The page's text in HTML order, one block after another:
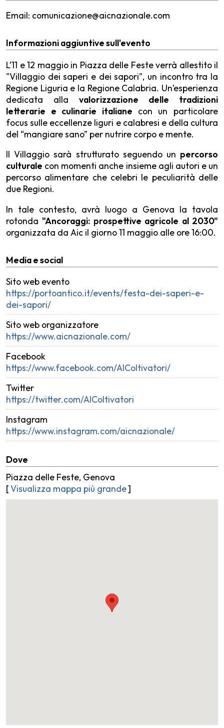
Email: comunicazione@aicnazionale.com
Informazioni aggiuntive sull'evento
L’11 e 12 maggio in Piazza delle Feste verrà allestito il
"Villaggio dei saperi e dei sapori", un incontro tra la
Regione Liguria e la Regione Calabria. Un’esperienza
dedicata alla valorizzazione delle tradizioni
letterarie e culinarie italiane con un particolare
focus sulle eccellenze liguri e calabresi e della cultura
del “mangiare sano” per nutrire corpo e mente.
Il Villaggio sarà strutturato seguendo un percorso
culturale con momenti anche insieme agli autori e un
percorso alimentare che celebri le peculiarità delle
due Regioni.
In tale contesto, avrà luogo a Genova la tavola
rotonda "Ancoraggi: prospettive agricole al 2030"
organizzata da Aic il giorno 11 maggio alle ore 16:00.
Media e social
Sito web evento
https://portoantico.it/events/festa-dei-saperi-e-
dei-sapori/
Sito web organizzatore
https://www.aicnazionale.com/
Facebook
https://www.facebook.com/AIColtivatori/
Twitter
https://twitter.com/AIColtivatori
Instagram
https://www.instagram.com/aicnazionale/
Dove
Piazza delle Feste, Genova
[Visualizza mappa più grande]